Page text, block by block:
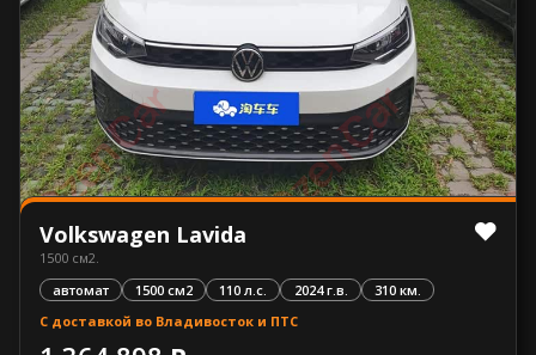
Volkswagen Lavida
1500 см2.
автомат
1500 см2 110 л.с. 2024 г.в.
310 км.
С доставкой во Владивосток и ПТС